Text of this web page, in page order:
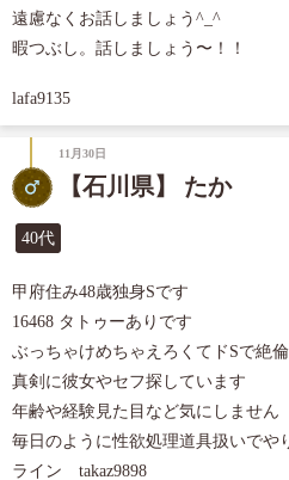
遠慮なくお話しましょう^_^
暇つぶし。話しましょう〜！！
lafa9135
11月30日
【石川県】 たか
40代
甲府住み48歳独身Sです
16468 タトゥーありです
ぶっちゃけめちゃえろくてドSで絶
真剣に彼女やセフ探しています
年齢や経験見た目など気にしません
毎日のように性欲処理道具扱いでや
ライン　takaz9898